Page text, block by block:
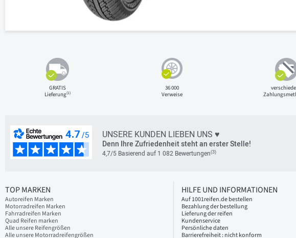
GRATIS
Lieferung(1)
36 000
Verweise
UNSERE KUNDEN LIEBEN UNS ♥
Denn Ihre Zufriedenheit steht an erster Stelle!
4,7/5 Basierend auf 1 082 Bewertungen(3)
TOP MARKEN
Autoreifen Marken
Motorradreifen Marken
Fahrradreifen Marken
Quad Reifen marken
Alle unsere Reifengrößen
Alle unsere Motorradreifengrößen
HILFE UND INFORMATIONEN
Auf 1001reifen.de bestellen
Bezahlung der bestellung
Lieferung der reifen
Kundenservice
Persönliche daten
Barrierefreiheit : nicht konform